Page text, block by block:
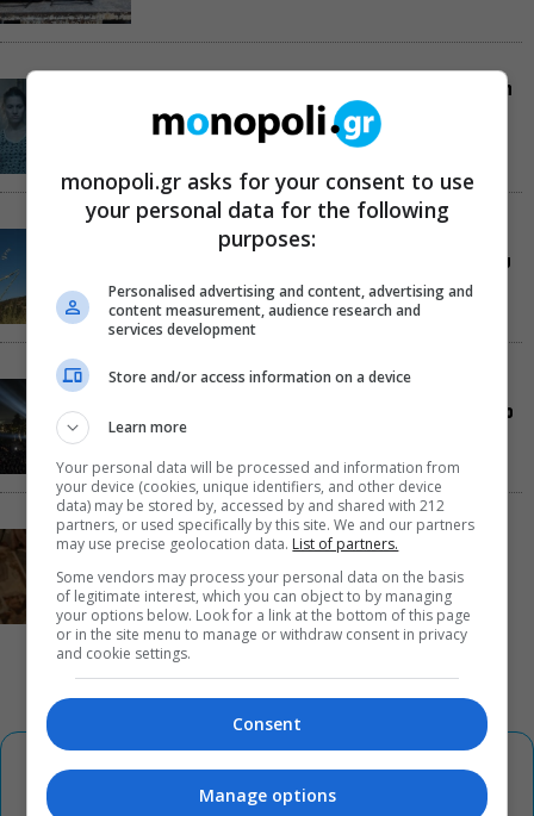
«Θάλασσα από γυαλί»: Παγκόσμια πρεμιέρα για τη
νέα ταινία του Αλέξη Αλεξίου
«Δυο μαύρα πουκάμισα»: Το πρώτο trailer της
νέας, πολυαναμενόμενης δραματικής σειράς του
MEGA
Συναυλίες, αρχαίο δράμα, κορυφαίες
παραστάσεις με θέα την Αθήνα: Όσα θα δούμε στο
Θέατρο Λυκαβηττού μέχρι τον Οκτώβριο
Πρεμιέρες: Γαλλική απόβαση στις ελληνικές
monopoli.gr asks for your consent to use
your personal data for the following
purposes:
Personalised advertising and content, advertising and
content measurement, audience research and
services development
Store and/or access information on a device
Learn more
Your personal data will be processed and information from
your device (cookies, unique identifiers, and other device
data) may be stored by, accessed by and shared with 212
partners, or used specifically by this site. We and our partners
may use precise geolocation data. List of partners.
Some vendors may process your personal data on the basis
of legitimate interest, which you can object to by managing
your options below. Look for a link at the bottom of this page
or in the site menu to manage or withdraw consent in privacy
and cookie settings.
Consent
Manage options